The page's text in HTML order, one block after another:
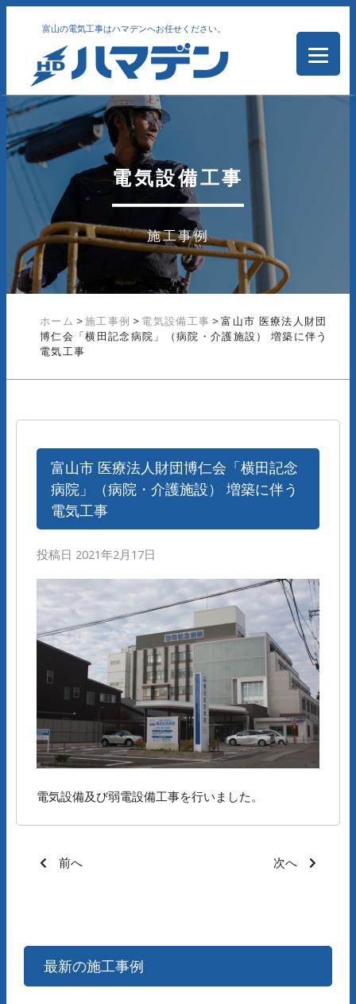
富山の電気工事はハマデンへお任せください。
電気設備工事
施工事例
ホーム >施工事例 > 電気設備工事 >富山市 医療法人財団
博仁会「横田記念病院」（病院・介護施設） 増築に伴う
電気工事
富山市 医療法人財団博仁会「横田記念
病院」（病院・介護施設） 増築に伴う
電気工事
投稿日 2021年2月17日
電気設備及び弱電設備工事を行いました。
前へ 次へ
最新の施工事例